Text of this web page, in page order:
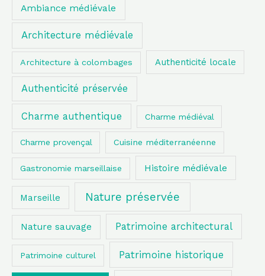
Ambiance médiévale
Architecture médiévale
Architecture à colombages Authenticité locale
Authenticité préservée
Charme authentique Charme médiéval
Charme provençal Cuisine méditerranéenne
Gastronomie marseillaise Histoire médiévale
Marseille Nature préservée
Nature sauvage Patrimoine architectural
Patrimoine culturel Patrimoine historique